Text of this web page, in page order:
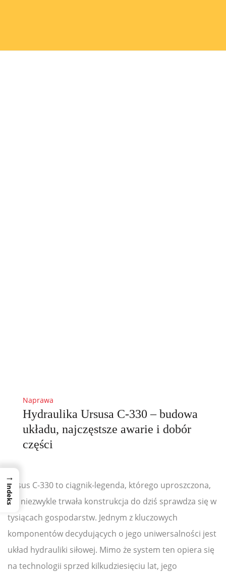
Naprawa
Hydraulika Ursusa C-330 – budowa
układu, najczęstsze awarie i dobór
części
Ursus C-330 to ciągnik-legenda, którego uproszczona,
ale niezwykle trwała konstrukcja do dziś sprawdza się w
tysiącach gospodarstw. Jednym z kluczowych
komponentów decydujących o jego uniwersalności jest
układ hydrauliki siłowej. Mimo że system ten opiera się
na technologii sprzed kilkudziesięciu lat, jego
→
Indeks